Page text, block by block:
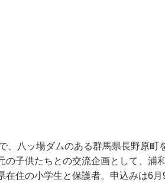
八ッ場ダムのある群馬県長野原町
子供たちとの交流企画として、浦
在住の小学生と保護者。申込みは6月